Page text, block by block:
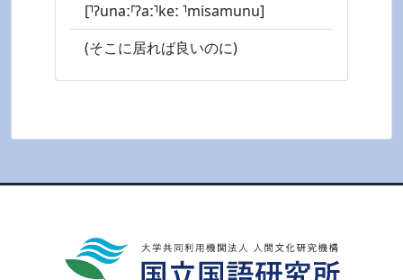
[⸣ʔunaː⸢ʔaː⸣keː ⸣misamunu]
(そこに居れば良いのに)